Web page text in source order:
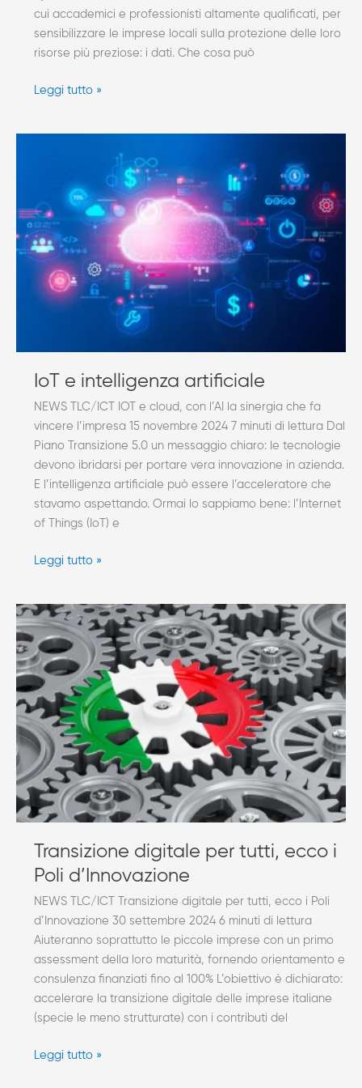
cui accademici e professionisti altamente qualificati, per
sensibilizzare le imprese locali sulla protezione delle loro
risorse più preziose: i dati. Che cosa può
Leggi tutto »
IoT e intelligenza artificiale
NEWS TLC/ICT IOT e cloud, con l’AI la sinergia che fa
vincere l’impresa 15 novembre 2024 7 minuti di lettura Dal
Piano Transizione 5.0 un messaggio chiaro: le tecnologie
devono ibridarsi per portare vera innovazione in azienda.
E l’intelligenza artificiale può essere l’acceleratore che
stavamo aspettando. Ormai lo sappiamo bene: l’Internet
of Things (IoT) e
intelligenza
artificiale
Leggi tutto »
Transizione digitale per tutti, ecco i
Poli d’Innovazione
NEWS TLC/ICT Transizione digitale per tutti, ecco i Poli
d’Innovazione 30 settembre 2024 6 minuti di lettura
Aiuteranno soprattutto le piccole imprese con un primo
assessment della loro maturità, fornendo orientamento e
consulenza finanziati fino al 100% L’obiettivo è dichiarato:
accelerare la transizione digitale delle imprese italiane
(specie le meno strutturate) con i contributi del
Transizione
digitale
per
tutti,
ecco
i
Poli
d’Innovazione
Leggi tutto »